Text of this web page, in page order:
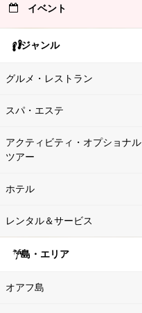
イベント
ジャンル
グルメ・レストラン
スパ・エステ
アクティビティ・オプショナル
ツアー
ホテル
レンタル＆サービス
島・エリア
オアフ島